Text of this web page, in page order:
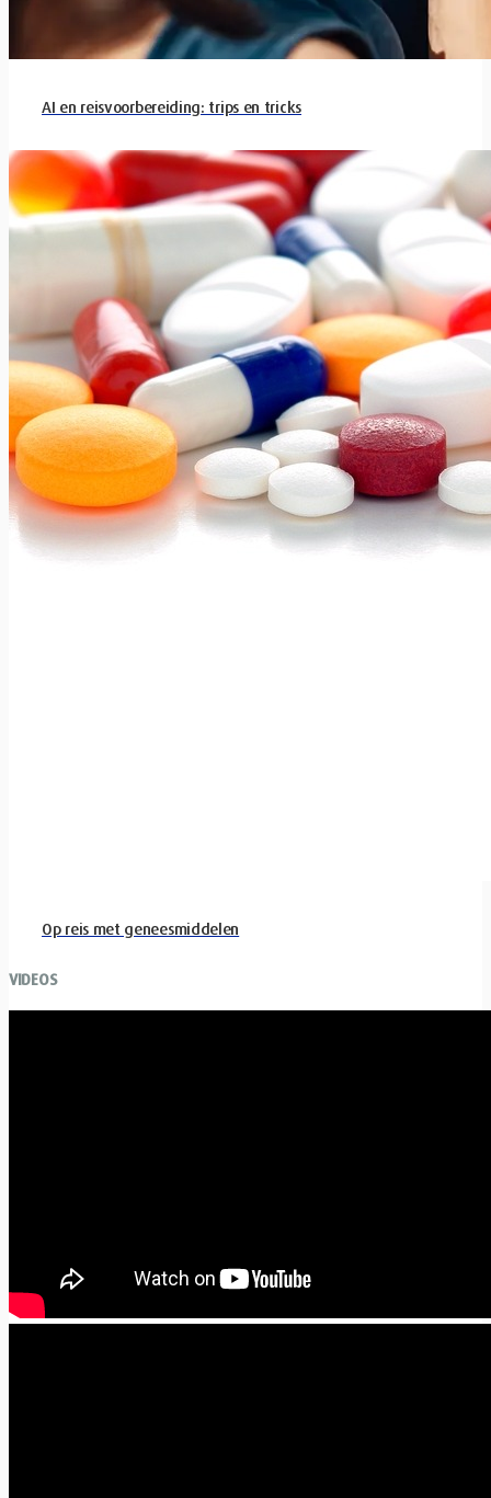
AI en reisvoorbereiding: trips en tricks
Op reis met geneesmiddelen
VIDEOS